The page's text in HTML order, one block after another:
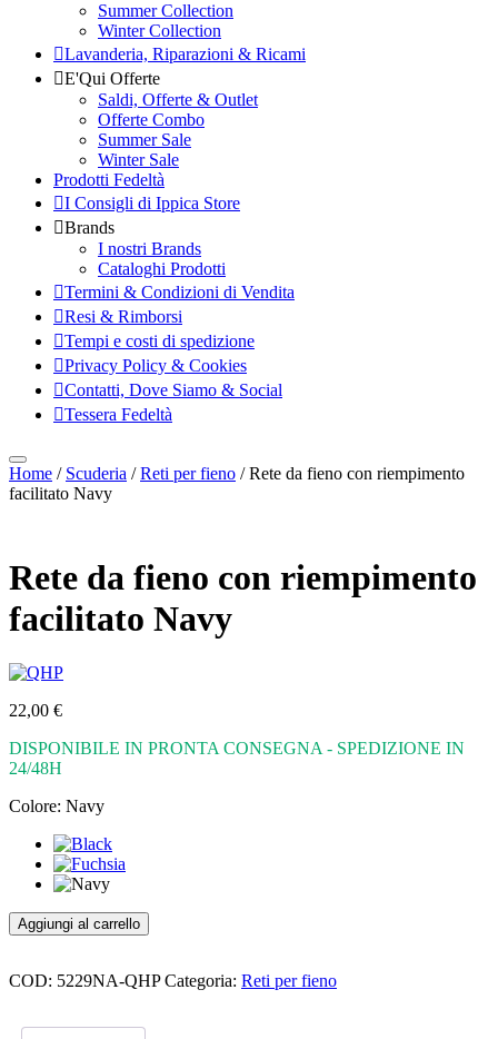
Summer Collection
Winter Collection
Lavanderia, Riparazioni & Ricami
E'Qui Offerte
Saldi, Offerte & Outlet
Offerte Combo
Summer Sale
Winter Sale
Prodotti Fedeltà
I Consigli di Ippica Store
Brands
I nostri Brands
Cataloghi Prodotti
Termini & Condizioni di Vendita
Resi & Rimborsi
Tempi e costi di spedizione
Privacy Policy & Cookies
Contatti, Dove Siamo & Social
Tessera Fedeltà
Home / Scuderia /Reti per fieno / Rete da fieno con riempimento
facilitato Navy
Rete da fieno con riempimento
facilitato Navy
22,00 €
DISPONIBILE IN PRONTA CONSEGNA - SPEDIZIONE IN
24/48H
Colore: Navy
Rete
da
con
Aggiungi al carrello
COD: 5229NA-QHP Categoria: Reti per fieno